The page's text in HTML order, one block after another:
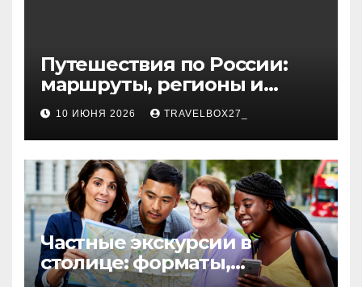
Путешествия по России:
маршруты, регионы и
особенности поездок
10 ИЮНЯ 2026 TRAVELBOX27_
Частные экскурсии в
столице: форматы,